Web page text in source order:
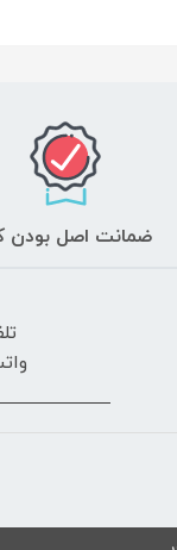
ضمانت اصل بودن